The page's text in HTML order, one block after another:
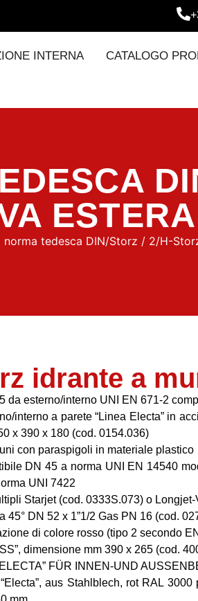
INTERNA CATALOGO
ESTERA
tedesca DIN/Storz / 2/H-
idrante a
da esterno/interno UNI EN 671-2
interno a parete “Linea Electa” in
x 390 x 180 (cod. 0154.036)
con paraspigoli in materiale plastico
DN 45 a norma UNI EN 14540
UNI 7422
Starjet (cod. 0333S.073) o
45° DN 52 x 1”1/2 Gas PN 16 (cod.
di colore rosso (tipo 2 secondo
dimensione mm 390 x 265 (cod.
FÜR INNEN-UND
aus Stahlblech, rot RAL